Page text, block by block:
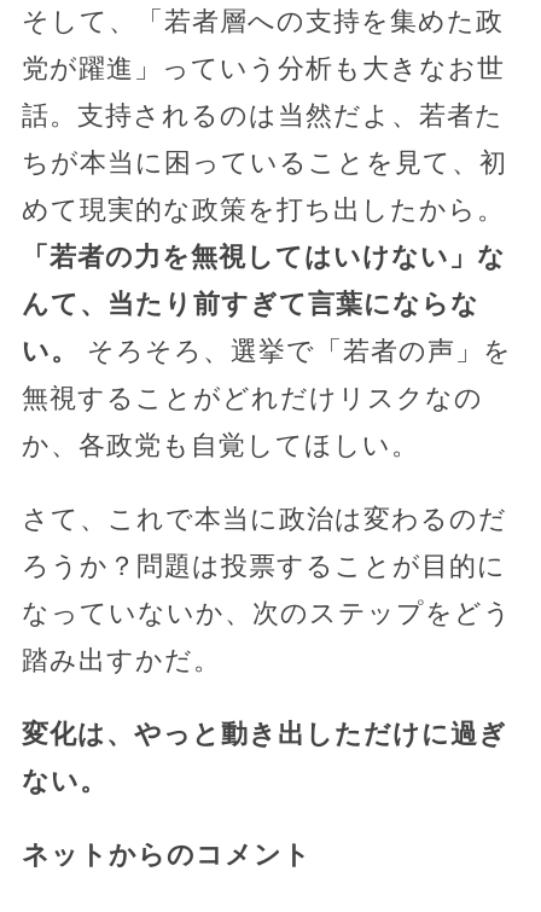
そして、「若者層への支持を集めた政
党が躍進」っていう分析も大きなお世
話。支持されるのは当然だよ、若者た
ちが本当に困っていることを見て、初
めて現実的な政策を打ち出したから。
「若者の力を無視してはいけない」な
んて、当たり前すぎて言葉にならな
い。
そろそろ、選挙で「若者の声」を
無視することがどれだけリスクなの
か、各政党も自覚してほしい。
さて、これで本当に政治は変わるのだ
ろうか？問題は投票することが目的に
なっていないか、次のステップをどう
踏み出すかだ。
変化は、やっと動き出しただけに過ぎ
ない。
ネットからのコメント